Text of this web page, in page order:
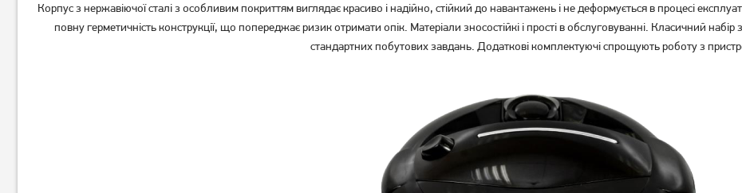
Корпус з нержавіючої сталі з особливим покриттям виглядає красиво і надійно, стійкий до навантажень і не деформується в процесі
повну герметичність конструкції, що попереджає ризик отримати опік. Матеріали зносостійкі і прості в обслуговуванні. Класичний
стандартних побутових завдань. Додаткові комплектуючі спрощують роботу з